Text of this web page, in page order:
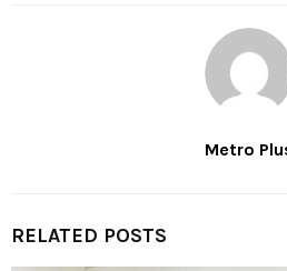
Metro
RELATED POSTS